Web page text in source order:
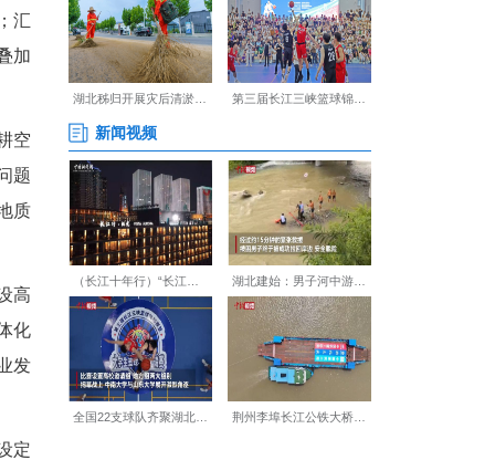
—规划—实施—应用”全闭环
筹协同转变、由经验决策向
水利、林业等多部门工作；
面的数字化格局，确保整治
合一”为核心，筑牢空间基
成动态更新的测绘底座；汇
各级空间规划为统领，叠加